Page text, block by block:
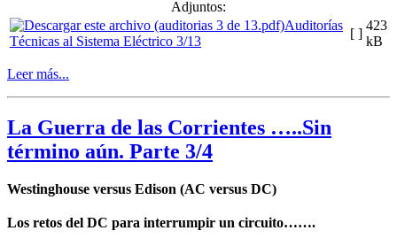
Adjuntos:
Auditorías
Técnicas al Sistema Eléctrico 3/13
[ ]
423
kB
Leer más...
La Guerra de las Corrientes …..Sin
término aún. Parte 3/4
Westinghouse versus Edison (AC versus DC)
Los retos del DC para interrumpir un circuito…….